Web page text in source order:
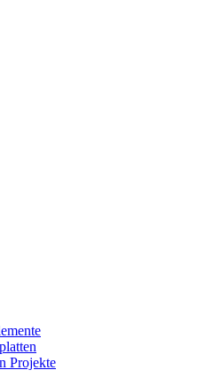
Projekte